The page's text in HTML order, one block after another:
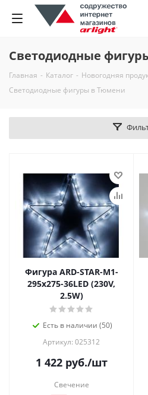
Светодиодные
Главная - Каталог - Новогодняя
Светодиодные фигуры в Тюмени
Фигура ARD-STAR-M1-
295x275-36LED (230V,
2.5W)
Есть в наличии (50)
Артикул: 025312
1 422руб./шт
Свечение